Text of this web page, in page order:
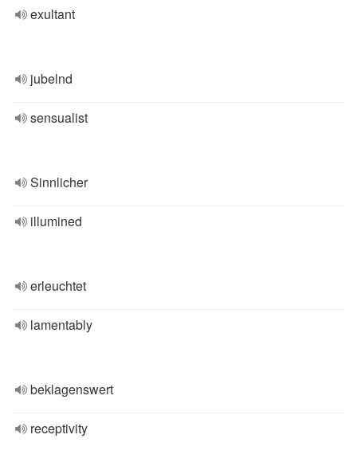
exultant
jubelnd
sensualist
Sinnlicher
illumined
erleuchtet
lamentably
beklagenswert
receptivity